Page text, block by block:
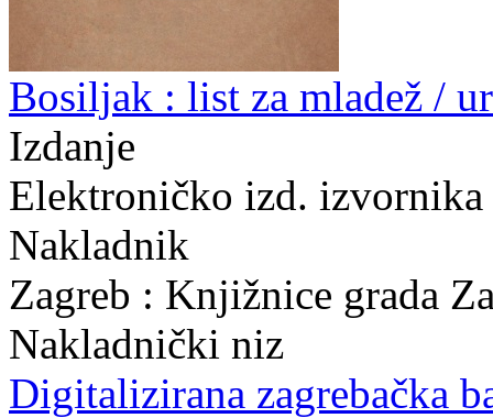
Bosiljak : list za mladež /
Izdanje
Elektroničko izd.
Nakladnik
Zagreb : Knjižnice grada
Nakladnički niz
Digitalizirana zagrebačka